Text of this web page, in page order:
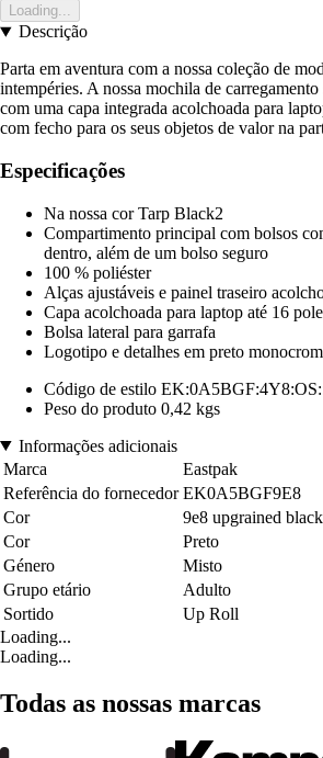
Loading...
Descrição
Parta em aventura com a nossa coleção de
intempéries. A nossa mochila de
com uma capa integrada acolchoada para
com fecho para os seus objetos de valor na
Especificações
Na nossa cor Tarp Black2
Compartimento principal com bolsos
dentro, além de um bolso seguro
100 % poliéster
Alças ajustáveis e painel traseiro
Capa acolchoada para laptop até 16
Bolsa lateral para garrafa
Logotipo e detalhes em preto
Código de estilo
Peso do produto 0,42 kgs
Informações adicionais
Marca
Eastpak
Referência do fornecedor EK0A5BGF9E8
Cor
9e8 upgrained black
Cor
Preto
Género
Misto
Grupo etário
Adulto
Sortido
Up Roll
Loading...
Loading...
Todas as nossas marcas